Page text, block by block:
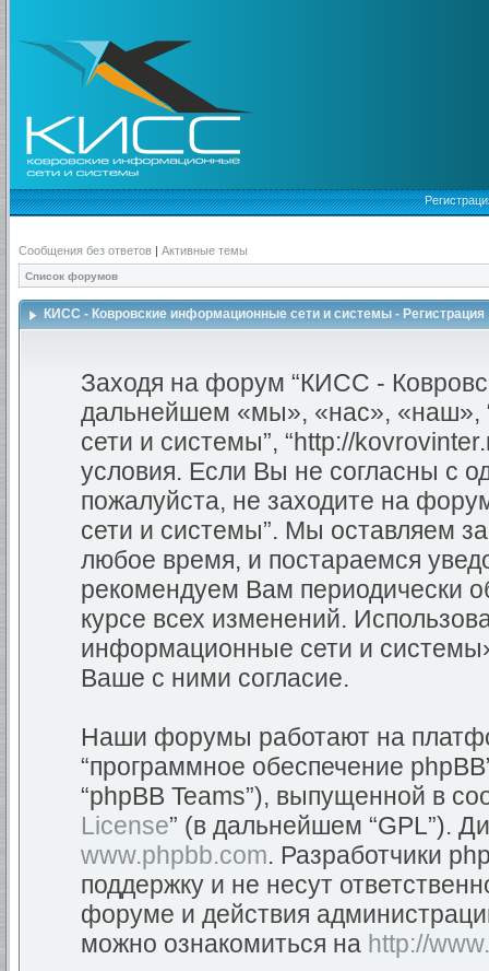
Сообщения без ответов | Активные темы
Список форумов
КИСС - Ковровские информационные сети и системы - Регистрация
Заходя на форум “КИСС -
дальнейшем «мы», «нас»,
сети и системы”, “http://
условия. Если Вы не согласны с
пожалуйста, не заходите на
сети и системы”. Мы оставляем
любое время, и постараемся
рекомендуем Вам периодически
курсе всех изменений.
информационные сети и
Ваше с ними согласие.
Наши форумы работают на
“программное обеспечение
“phpBB Teams”), выпущенной в
License” (в дальнейшем “GPL”).
www.phpbb.com. Разработчики
поддержку и не несут
форуме и действия
можно ознакомиться на http://